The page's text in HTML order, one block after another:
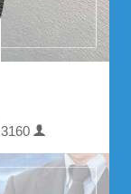
mirsaberi mahdi
3160